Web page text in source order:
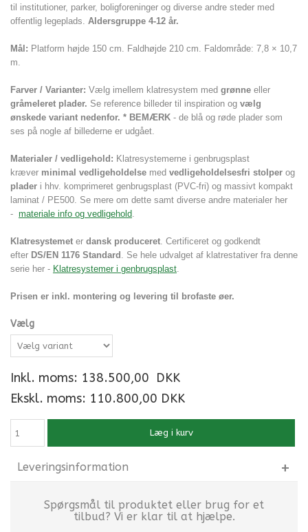
til institutioner, parker, boligforeninger og diverse andre steder med
offentlig legeplads. Aldersgruppe 4-12 år.
Mål: Platform højde 150 cm. Faldhøjde 210 cm. Faldområde: 7,8 × 10,7
m.
Farver / Varianter: Vælg imellem klatresystem med grønne eller
gråmeleret plader. Se reference billeder til inspiration og vælg
ønskede variant nedenfor. * BEMÆRK - de blå og røde plader som
ses på nogle af billederne er udgået.
Materialer / vedligehold: Klatresystemerne i genbrugsplast
kræver minimal vedligeholdelse med vedligeholdelsesfri stolper og
plader i hhv. komprimeret genbrugsplast (PVC-fri) og massivt kompakt
laminat / PE500. Se mere om dette samt diverse andre materialer her
- materiale info og vedligehold.
Klatresystemet er dansk produceret. Certificeret og godkendt
efter DS/EN 1176 Standard . Se hele udvalget af klatrestativer fra denne
serie her - Klatresystemer i genbrugsplast.
Prisen er inkl. montering og levering til brofaste øer.
Vælg
Inkl. moms: 138.500,00 DKK
Ekskl. moms: 110.800,00 DKK
Læg i kurv
Leveringsinformation
Spørgsmål til produktet eller brug for et
tilbud? Vi er klar til at hjælpe.